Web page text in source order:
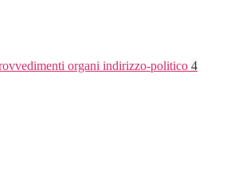
organi indirizzo-politico 4